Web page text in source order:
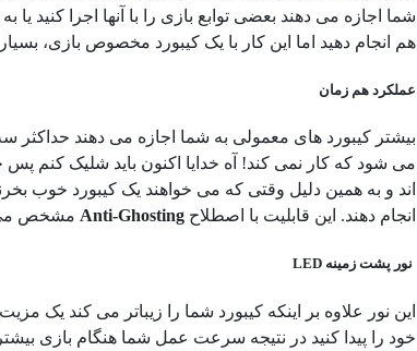
شما اجازه می دهند بعضی توابع بازی را با آنها اجرا کنید یا
هم انجام دهید اما این کار با یک کیبورد مخصوص بازی،
عملکرد هم زمان
بیشتر کیبورد های معمولی به شما اجازه می دهند حداکثر
می شود که کار نمی کند! آه خدایا اکنون باید شلیک کنم
اند و به همین دلیل وقتی که می خواهند یک کیبورد خوب
انجام دهند. این قابلیت با اصطلاح Anti-Ghosting مشخص
نور پشت زمینه LED
این نور علاوه بر اینکه کیبورد شما را زیباتر می کند یک
خود را پیدا کنید در نتیجه سرعت عمل شما هنگام بازی